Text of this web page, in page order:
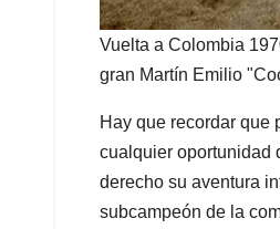
Vuelta a Colombia
gran Martín Emilio
Hay que recordar que
cualquier oportunidad
derecho su aventura
subcampeón de la